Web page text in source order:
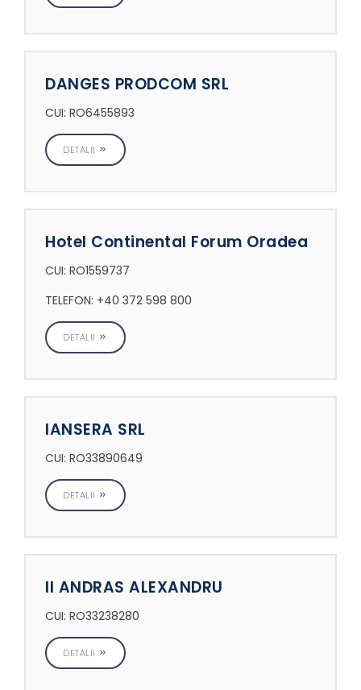
DANGES PRODCOM SRL
CUI: RO6455893
DETALII
Hotel Continental Forum Oradea
CUI: RO1559737
TELEFON: +40 372 598 800
DETALII
IANSERA SRL
CUI: RO33890649
DETALII
II ANDRAS ALEXANDRU
CUI: RO33238280
DETALII